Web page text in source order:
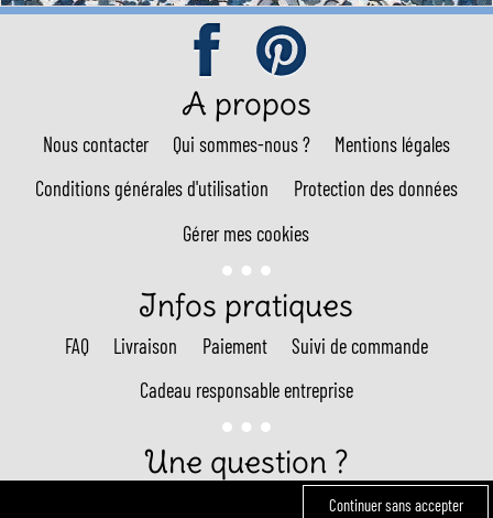
A propos
Nous contacter Qui sommes-nous ?
Mentions légales
Conditions générales d'utilisation
Protection des données
Gérer mes cookies
Infos pratiques
FAQ Livraison Paiement
Suivi de commande
Cadeau responsable entreprise
Une question ?
Continuer sans accepter